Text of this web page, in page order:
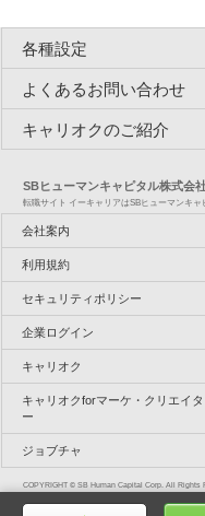
各種設定
よくあるお問い合わせ
キャリオクのご紹介
SBヒューマンキャピタル株式会
転職サイト イーキャリアはSBヒューマンキャ
会社案内
利用規約
セキュリティポリシー
企業ログイン
キャリオク
キャリオクforマーケ・クリエイタ
ー
ジョブチャ
COPYRIGHT © SB Human Capital Corp. All Rights